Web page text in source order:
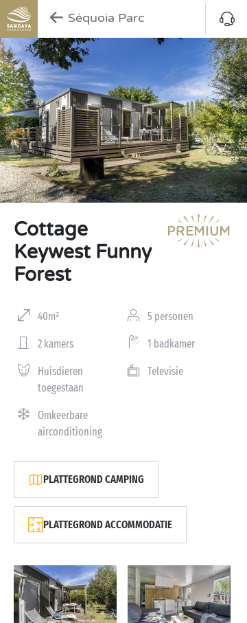
Séquoia Parc
Cottage
Keywest Funny
Forest
40m² 5 personen
2 kamers 1 badkamer
Huisdieren
toegestaan
Televisie
Omkeerbare
airconditioning
PLATTEGROND CAMPING
PLATTEGROND ACCOMMODATIE